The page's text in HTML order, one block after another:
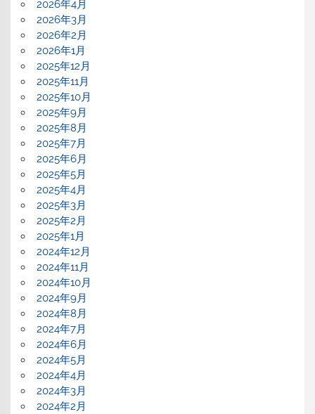
2026年4月
2026年3月
2026年2月
2026年1月
2025年12月
2025年11月
2025年10月
2025年9月
2025年8月
2025年7月
2025年6月
2025年5月
2025年4月
2025年3月
2025年2月
2025年1月
2024年12月
2024年11月
2024年10月
2024年9月
2024年8月
2024年7月
2024年6月
2024年5月
2024年4月
2024年3月
2024年2月